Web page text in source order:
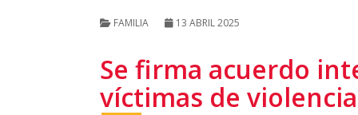
FAMILIA 13 ABRIL 2025
Se firma acuerdo
víctimas de